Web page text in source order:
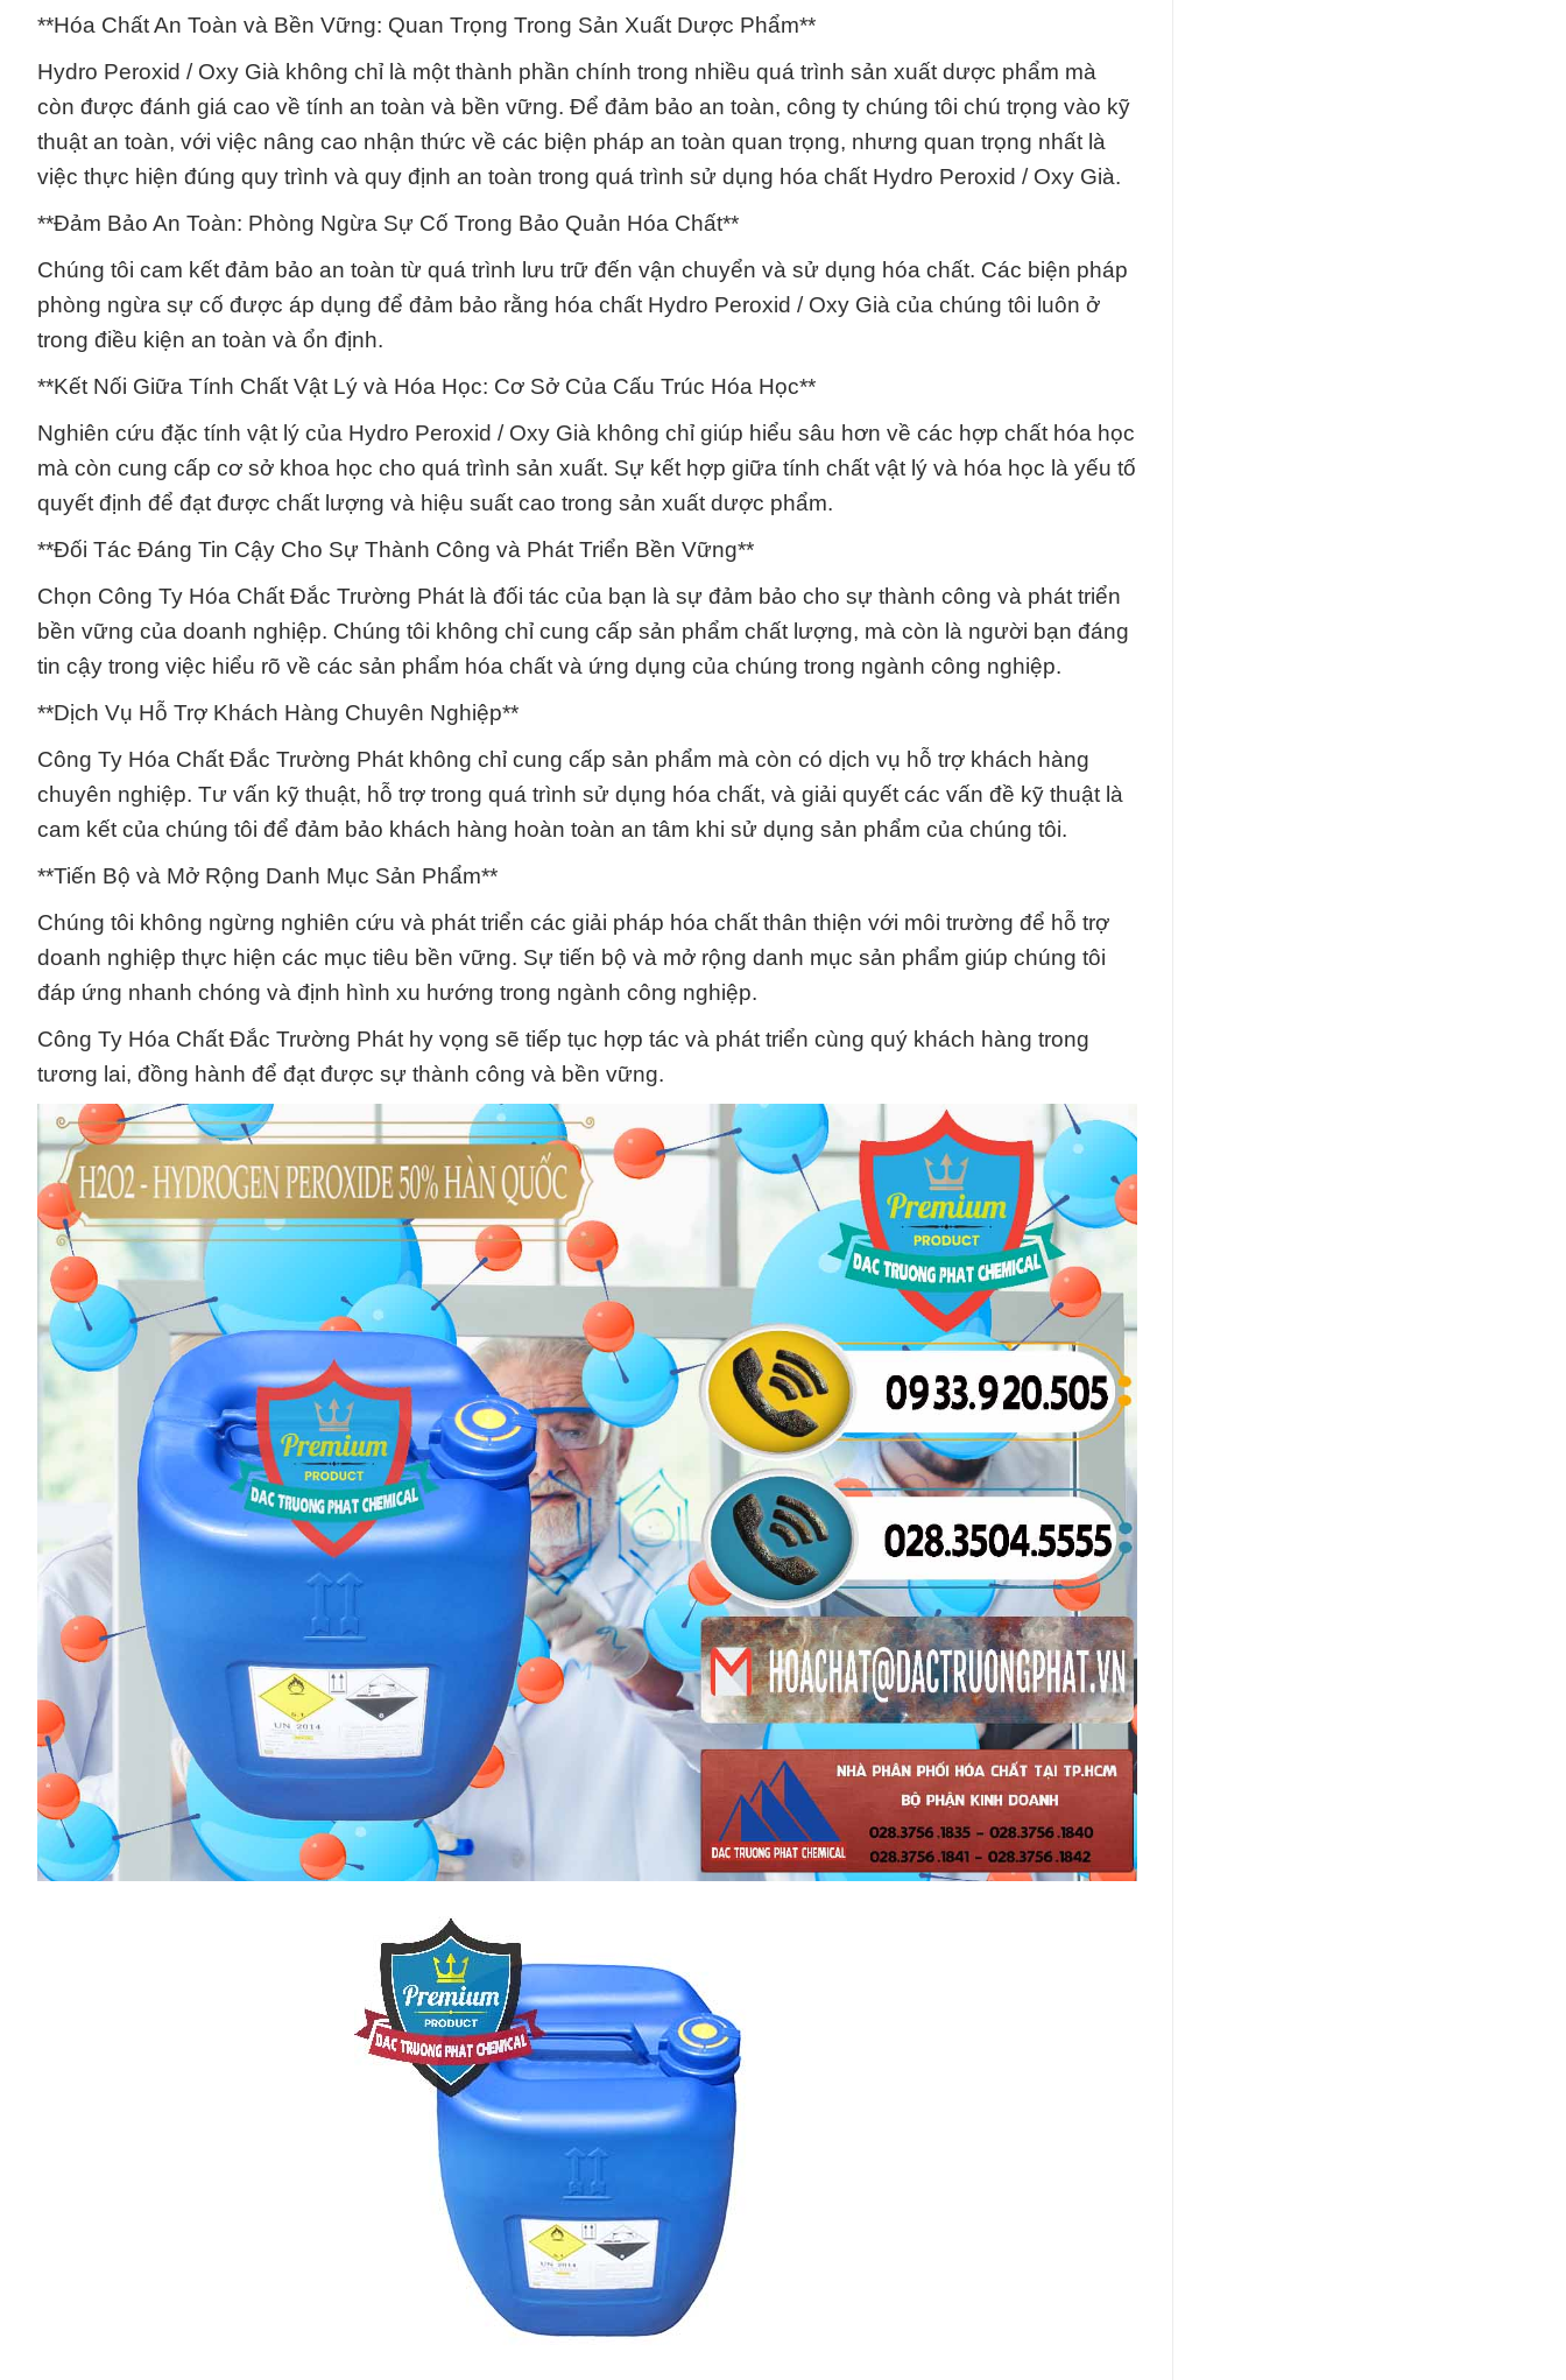
**Hóa Chất An Toàn và Bền Vững: Quan Trọng Trong Sản Xuất Dược Phẩm**
Hydro Peroxid / Oxy Già không chỉ là một thành phần chính trong nhiều quá trình sản xuất dược phẩm mà
còn được đánh giá cao về tính an toàn và bền vững. Để đảm bảo an toàn, công ty chúng tôi chú trọng vào kỹ
thuật an toàn, với việc nâng cao nhận thức về các biện pháp an toàn quan trọng, nhưng quan trọng nhất là
việc thực hiện đúng quy trình và quy định an toàn trong quá trình sử dụng hóa chất Hydro Peroxid / Oxy Già.
**Đảm Bảo An Toàn: Phòng Ngừa Sự Cố Trong Bảo Quản Hóa Chất**
Chúng tôi cam kết đảm bảo an toàn từ quá trình lưu trữ đến vận chuyển và sử dụng hóa chất. Các biện pháp
phòng ngừa sự cố được áp dụng để đảm bảo rằng hóa chất Hydro Peroxid / Oxy Già của chúng tôi luôn ở
trong điều kiện an toàn và ổn định.
**Kết Nối Giữa Tính Chất Vật Lý và Hóa Học: Cơ Sở Của Cấu Trúc Hóa Học**
Nghiên cứu đặc tính vật lý của Hydro Peroxid / Oxy Già không chỉ giúp hiểu sâu hơn về các hợp chất hóa học
mà còn cung cấp cơ sở khoa học cho quá trình sản xuất. Sự kết hợp giữa tính chất vật lý và hóa học là yếu tố
quyết định để đạt được chất lượng và hiệu suất cao trong sản xuất dược phẩm.
**Đối Tác Đáng Tin Cậy Cho Sự Thành Công và Phát Triển Bền Vững**
Chọn Công Ty Hóa Chất Đắc Trường Phát là đối tác của bạn là sự đảm bảo cho sự thành công và phát triển
bền vững của doanh nghiệp. Chúng tôi không chỉ cung cấp sản phẩm chất lượng, mà còn là người bạn đáng
tin cậy trong việc hiểu rõ về các sản phẩm hóa chất và ứng dụng của chúng trong ngành công nghiệp.
**Dịch Vụ Hỗ Trợ Khách Hàng Chuyên Nghiệp**
Công Ty Hóa Chất Đắc Trường Phát không chỉ cung cấp sản phẩm mà còn có dịch vụ hỗ trợ khách hàng
chuyên nghiệp. Tư vấn kỹ thuật, hỗ trợ trong quá trình sử dụng hóa chất, và giải quyết các vấn đề kỹ thuật là
cam kết của chúng tôi để đảm bảo khách hàng hoàn toàn an tâm khi sử dụng sản phẩm của chúng tôi.
**Tiến Bộ và Mở Rộng Danh Mục Sản Phẩm**
Chúng tôi không ngừng nghiên cứu và phát triển các giải pháp hóa chất thân thiện với môi trường để hỗ trợ
doanh nghiệp thực hiện các mục tiêu bền vững. Sự tiến bộ và mở rộng danh mục sản phẩm giúp chúng tôi
đáp ứng nhanh chóng và định hình xu hướng trong ngành công nghiệp.
Công Ty Hóa Chất Đắc Trường Phát hy vọng sẽ tiếp tục hợp tác và phát triển cùng quý khách hàng trong
tương lai, đồng hành để đạt được sự thành công và bền vững.